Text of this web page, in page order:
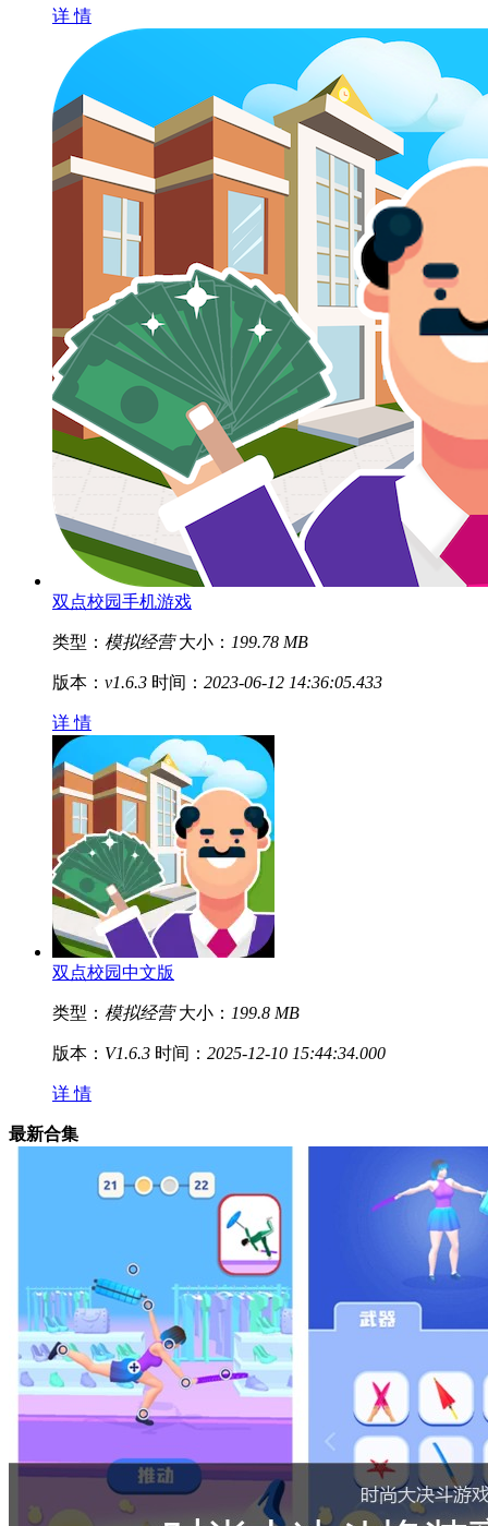
详 情
双点校园手机游戏
类型： 模拟经营 大小： 199.78 MB
版本： v1.6.3 时间： 2023-06-12 14:36:05.433
详 情
双点校园中文版
类型： 模拟经营 大小： 199.8 MB
版本： V1.6.3 时间： 2025-12-10 15:44:34.000
详 情
最新合集